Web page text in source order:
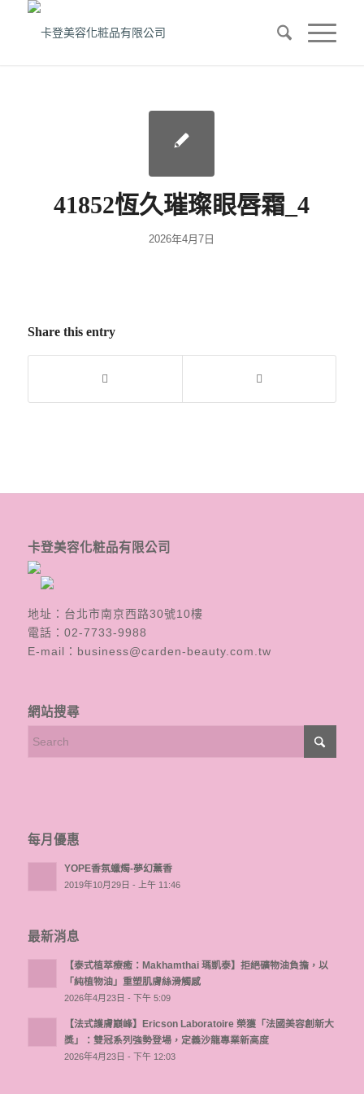
41852恆久璀璨眼唇霜_4
2026年4月7日
Share this entry
卡登美容化粧品有限公司
地址：台北市南京西路30號10樓
電話： 02-7733-9988
E-mail： business@carden-beauty.com.tw
網站搜尋
每月優惠
YOPE香氛蠟燭-夢幻薰香
2019年10月29日 - 上午 11:46
最新消息
【泰式植萃療癒：Makhamthai 瑪凱泰】拒絕礦物油負擔，以
「純植物油」重塑肌膚絲滑觸感
2026年4月23日 - 下午 5:09
【法式護膚巔峰】Ericson Laboratoire 榮獲「法國美容創新大
獎」：雙冠系列強勢登場，定義沙龍專業新高度
2026年4月23日 - 下午 12:03